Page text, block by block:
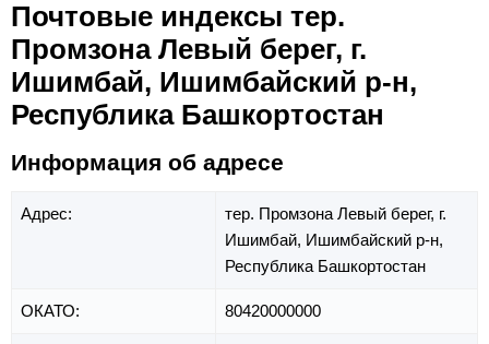
Почтовые индексы тер.
Промзона Левый берег, г.
Ишимбай, Ишимбайский р-н,
Республика Башкортостан
Информация об адресе
Адрес: тер. Промзона Левый берег, г.
Ишимбай, Ишимбайский р-н,
Республика Башкортостан
ОКАТО: 80420000000